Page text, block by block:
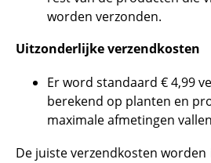
worden verzonden.
Uitzonderlijke verzendkosten
Er word standaard € 4,99
berekend op planten en
maximale afmetingen
De juiste verzendkosten